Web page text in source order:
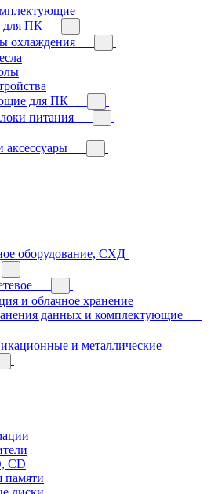
для ПК
охлаждения
для ПК
питания
оборудование, СХД
и облачное хранение
данных и комплектующие
и металлические
CD